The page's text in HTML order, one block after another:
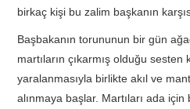
birkaç kişi bu zalim başkanın
Başbakanın torununun bir gün
martıların çıkarmış olduğu
yaralanmasıyla birlikte akıl ve
alınmaya başlar. Martıları ada